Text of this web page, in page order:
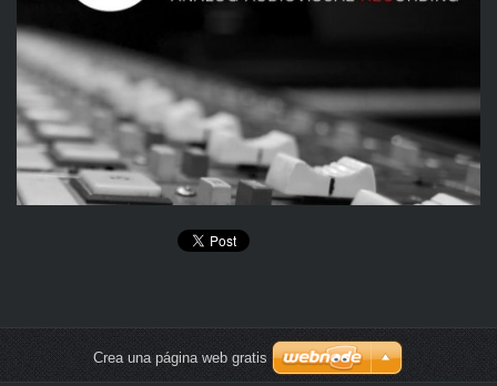
Crea una página web gratis